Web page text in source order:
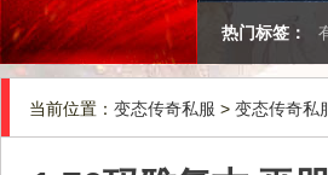
热门标签：
当前位置： 变态传奇私服 > 变态传奇私